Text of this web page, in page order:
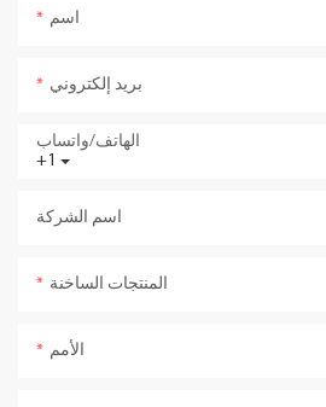
اسم
بريد إلكتروني
+1
الهاتف/واتساب
اسم الشركة
المنتجات الساخنة
الأمم